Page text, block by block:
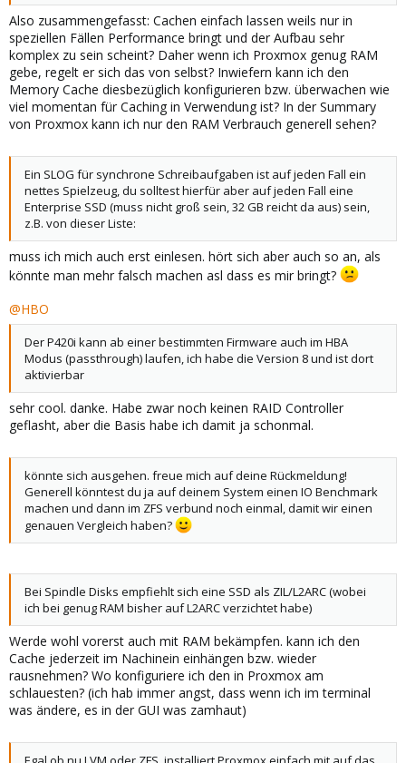
Also zusammengefasst: Cachen einfach lassen weils nur in
speziellen Fällen Performance bringt und der Aufbau sehr
komplex zu sein scheint? Daher wenn ich Proxmox genug RAM
gebe, regelt er sich das von selbst? Inwiefern kann ich den
Memory Cache diesbezüglich konfigurieren bzw. überwachen wie
viel momentan für Caching in Verwendung ist? In der Summary
von Proxmox kann ich nur den RAM Verbrauch generell sehen?
Ein SLOG für synchrone Schreibaufgaben ist auf jeden Fall ein
nettes Spielzeug, du solltest hierfür aber auf jeden Fall eine
Enterprise SSD (muss nicht groß sein, 32 GB reicht da aus) sein,
z.B. von dieser Liste:
muss ich mich auch erst einlesen. hört sich aber auch so an, als
könnte man mehr falsch machen asl dass es mir bringt?
@HBO
Der P420i kann ab einer bestimmten Firmware auch im HBA
Modus (passthrough) laufen, ich habe die Version 8 und ist dort
aktivierbar
sehr cool. danke. Habe zwar noch keinen RAID Controller
geflasht, aber die Basis habe ich damit ja schonmal.
könnte sich ausgehen. freue mich auf deine Rückmeldung!
Generell könntest du ja auf deinem System einen IO Benchmark
machen und dann im ZFS verbund noch einmal, damit wir einen
genauen Vergleich haben?
Bei Spindle Disks empfiehlt sich eine SSD als ZIL/L2ARC (wobei
ich bei genug RAM bisher auf L2ARC verzichtet habe)
Werde wohl vorerst auch mit RAM bekämpfen. kann ich den
Cache jederzeit im Nachinein einhängen bzw. wieder
rausnehmen? Wo konfiguriere ich den in Proxmox am
schlauesten? (ich hab immer angst, dass wenn ich im terminal
was ändere, es in der GUI was zamhaut)